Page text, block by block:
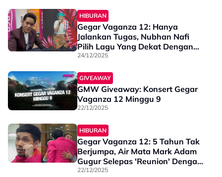
HIBURAN
Gegar Vaganza 12: Hanya
Jalankan Tugas, Nubhan Nafi
Pilih Lagu Yang Dekat Dengan
Perjalanan Hidup - “Takkanlah
24/12/2025
GIVEAWAY
GMW Giveaway: Konsert Gegar
Vaganza 12 Minggu 9
22/12/2025
HIBURAN
Gegar Vaganza 12: 5 Tahun Tak
Berjumpa, Air Mata Mark Adam
Gugur Selepas 'Reunion' Dengan
Kakak & Ahli Keluarga - "Saya
22/12/2025